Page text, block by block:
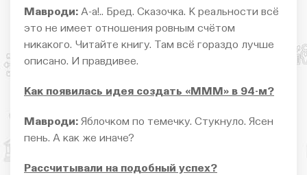
Мавроди: А-а!.. Бред. Сказочка. К реальности всё
это не имеет отношения ровным счётом
никакого. Читайте книгу. Там всё гораздо лучше
описано. И правдивее.
Как появилась идея создать «МММ» в 94-м?
Мавроди: Яблочком по темечку. Стукнуло. Ясен
пень. А как же иначе?
Рассчитывали на подобный успех?